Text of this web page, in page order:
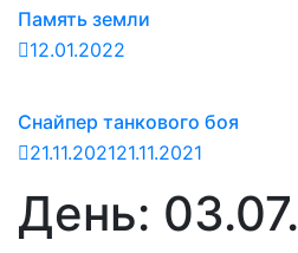
Память земли
12.01.2022
Снайпер танкового боя
21.11.202121.11.2021
День: